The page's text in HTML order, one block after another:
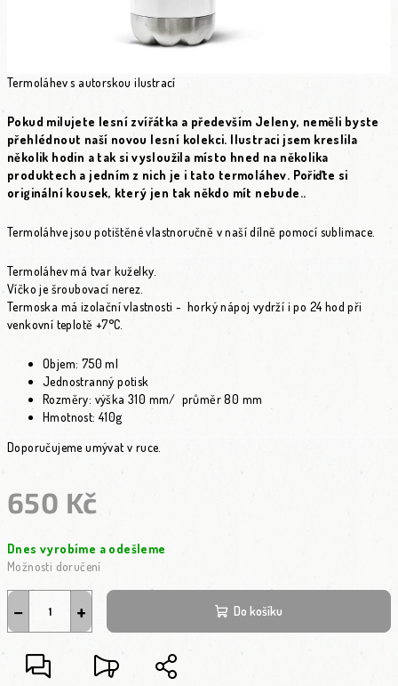
Termoláhev s autorskou ilustrací
Pokud milujete lesní zvířátka a především Jeleny, neměli byste
přehlédnout naší novou lesní kolekci. Ilustraci jsem kreslila
několik hodin a tak si vysloužila místo hned na několika
produktech a jedním z nich je i tato termoláhev. Pořiďte si
originální kousek, který jen tak někdo mít nebude..
Termoláhve jsou potištěné vlastnoručně v naší dílně pomocí sublimace.
Termoláhev má tvar kuželky.
Víčko je šroubovací nerez.
Termoska má izolační vlastnosti - horký nápoj vydrží i po 24 hod při
venkovní teplotě +7°C.
Objem: 750 ml
Jednostranný potisk
Rozměry: výška 310 mm/ průměr 80 mm
Hmotnost: 410g
Doporučujeme umývat v ruce.
650 Kč
Dnes vyrobíme a odešleme
Možnosti doručení
+
− Do košíku